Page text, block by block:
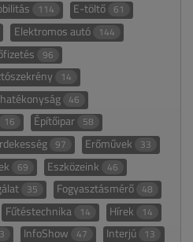
114 E-töltő 61
Elektromos autó 144
96
14
46
16 Építőipar 58
97 Erőművek 33
69 Eszközeink 46
35 Fogyasztásmérő 48
Fűtéstechnika 14 Hírek 14
InfoShow 47 Interjú 13